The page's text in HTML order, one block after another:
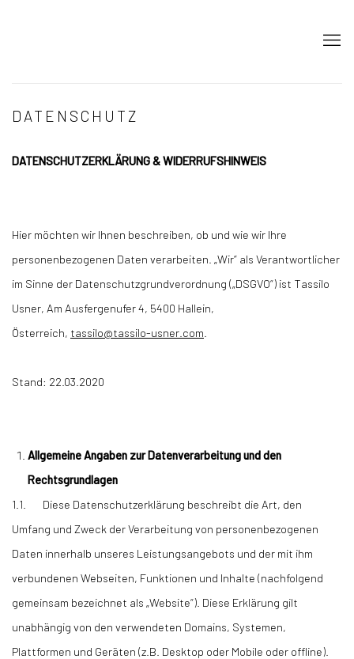
DATENSCHUTZ
DATENSCHUTZERKLÄRUNG & WIDERRUFSHINWEIS
Hier möchten wir Ihnen beschreiben, ob und wie wir Ihre
personenbezogenen Daten verarbeiten. „Wir“ als Verantwortlicher
im Sinne der Datenschutzgrundverordnung („DSGVO“) ist Tassilo
Usner, Am Ausfergenufer 4, 5400 Hallein,
Österreich, tassilo@tassilo-usner.com
Stand: 22.03.2020
Allgemeine Angaben zur Datenverarbeitung und den
Rechtsgrundlagen
1.1. Diese Datenschutzerklärung beschreibt die Art, den
Umfang und Zweck der Verarbeitung von personenbezogenen
Daten innerhalb unseres Leistungsangebots und der mit ihm
verbundenen Webseiten, Funktionen und Inhalte (nachfolgend
gemeinsam bezeichnet als „Website“). Diese Erklärung gilt
unabhängig von den verwendeten Domains, Systemen,
Plattformen und Geräten (z.B. Desktop oder Mobile oder offline).